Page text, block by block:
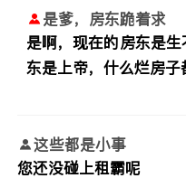
是爹，房东跪着求
是啊，现在的房东是
东是上帝，什么烂房
这些都是小事
您还没碰上租霸呢